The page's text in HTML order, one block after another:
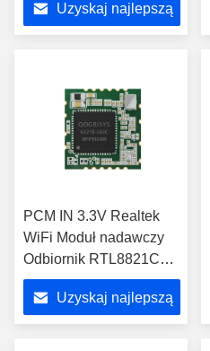
routera Wi-Fi
Uzyskaj najlepszą
PCM IN 3.3V Realtek
WiFi Moduł nadawczy
Odbiornik RTL8821CU
z Bluetooth
Uzyskaj najlepszą